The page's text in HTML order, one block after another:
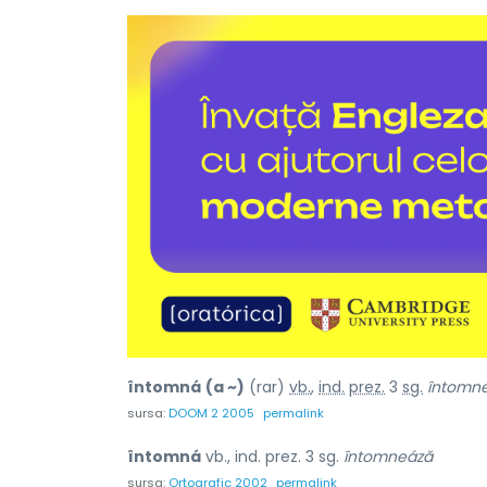
întomná (a ~) (rar) vb., ind. prez. 3 sg.
sursa:DOOM 2 2005 permalink
întomná vb., ind. prez. 3 sg. întomneáză
sursa: Ortografic 2002 permalink